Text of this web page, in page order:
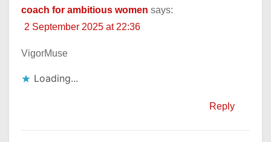
coach for ambitious women says:
2 September 2025 at 22:36
VigorMuse
Loading...
Reply